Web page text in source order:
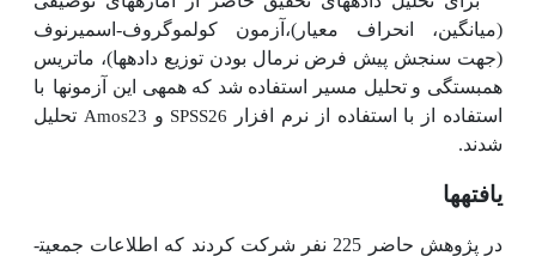
(میانگین، انحراف معیار)،آزمون کولموگروف-اسمیرنوف
(جهت سنجش پیش فرض نرمال بودن توزیع داده­ها)، ماتریس
همبستگی و تحلیل مسیر استفاده شد که همه­ی این آزمون­ها با
استفاده از با استفاده از نرم افزار SPSS26 و Amos23 تحلیل
شدند.
یافته­ها
در پژوهش حاضر 225 نفر شرکت کردند که اطلاعات جمعیت­